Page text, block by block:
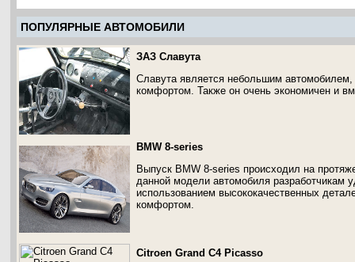
ПОПУЛЯРНЫЕ АВТОМОБИЛИ
ЗАЗ Славута
Славута является небольшим
комфортом. Также он очень экономичен и
BMW 8-series
Выпуск BMW 8-series происходил на
данной модели автомобиля разработчикам
использованием высококачественных
комфортом.
Citroen Grand C4 Picasso